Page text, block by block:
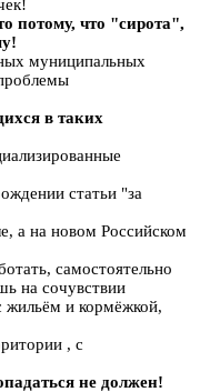
потому, что "сирота",
муниципальных
в таких
статьи "за
а на новом Российском
самостоятельно
на сочувствии
жильём и кормёжкой,
, с
не должен!